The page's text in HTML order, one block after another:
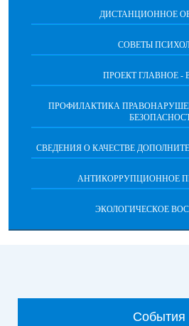
ДИСТАНЦИОННОЕ
СОВЕТЫ
ПРОЕКТ ГЛАВНОЕ -
ПРОФИЛАКТИКА
СВЕДЕНИЯ О КАЧЕСТВЕ
АНТИКОРРУПЦИОННОЕ
ЭКОЛОГИЧЕСКОЕ
События